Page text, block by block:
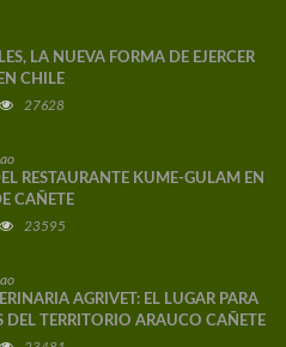
LA NUEVA FORMA DE EJERCER
CHILE
27628
RESTAURANTE KUME-GULAM EN
CAÑETE
23595
AGRIVET: EL LUGAR PARA
DEL TERRITORIO ARAUCO CAÑETE